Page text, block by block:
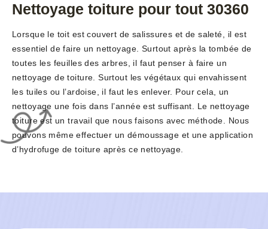
Nettoyage toiture pour tout 30360
Lorsque le toit est couvert de salissures et de saleté, il est
essentiel de faire un nettoyage. Surtout après la tombée de
toutes les feuilles des arbres, il faut penser à faire un
nettoyage de toiture. Surtout les végétaux qui envahissent
les tuiles ou l’ardoise, il faut les enlever. Pour cela, un
nettoyage une fois dans l’année est suffisant. Le nettoyage
toiture est un travail que nous faisons avec méthode. Nous
pouvons même effectuer un démoussage et une application
d’hydrofuge de toiture après ce nettoyage.